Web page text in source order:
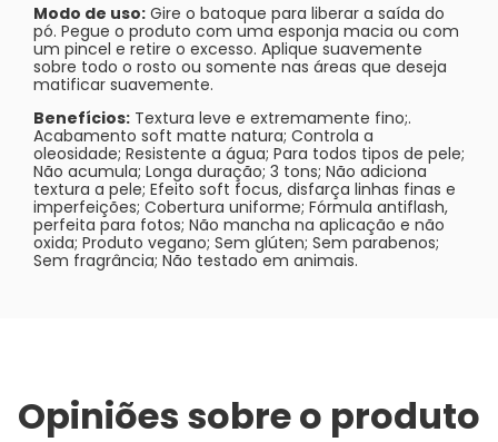
Modo de uso: Gire o batoque para liberar a saída do
pó. Pegue o produto com uma esponja macia ou com
um pincel e retire o excesso. Aplique suavemente
sobre todo o rosto ou somente nas áreas que deseja
matificar suavemente.
Benefícios: Textura leve e extremamente fino;.
Acabamento soft matte natura; Controla a
oleosidade; Resistente a água; Para todos tipos de pele;
Não acumula; Longa duração; 3 tons; Não adiciona
textura a pele; Efeito soft focus, disfarça linhas finas e
imperfeições; Cobertura uniforme; Fórmula antiflash,
perfeita para fotos; Não mancha na aplicação e não
oxida; Produto vegano; Sem glúten; Sem parabenos;
Sem fragrância; Não testado em animais.
Opiniões sobre o produto